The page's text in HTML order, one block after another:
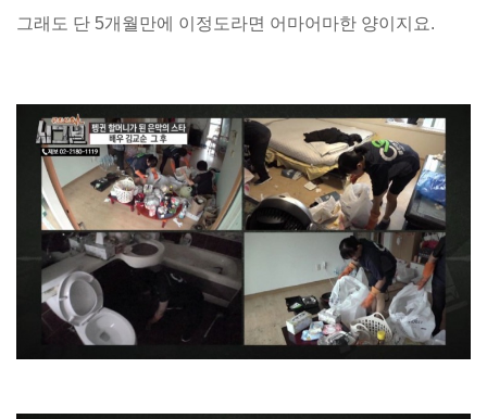
그래도 단 5개월만에 이정도라면 어마어마한 양이지요.